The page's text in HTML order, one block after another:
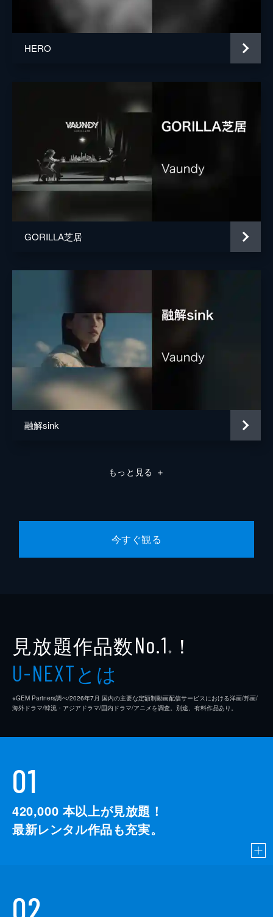
HERO
GORILLA芝居
融解sink
もっと見る ＋
今すぐ観る
見放題作品数No.1 ※ ！
U-NEXTとは
※GEM Partners調べ/2026年7⽉ 国内の主要な定額制動画配信サービスにおける洋画/邦画/
海外ドラマ/韓流・アジアドラマ/国内ドラマ/アニメを調査。別途、有料作品あり。
01
420,000 本以上が見放題！
最新レンタル作品も充実。
02